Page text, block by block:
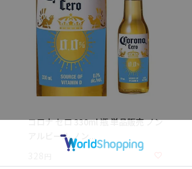
コロナ セロ 330ml 瓶 単品販売 ノン
アルビール ノン...